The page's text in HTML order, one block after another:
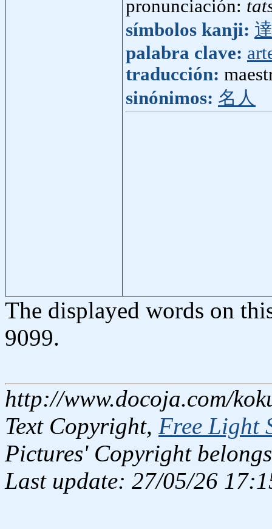
pronunciación:
símbolos kanji:
palabra clave:
traducción:
sinónimos: 名人
The displayed words on
9099.
http://www.docoja.com/
Text Copyright, Free Light
Pictures' Copyright
Last update: 27/05/26